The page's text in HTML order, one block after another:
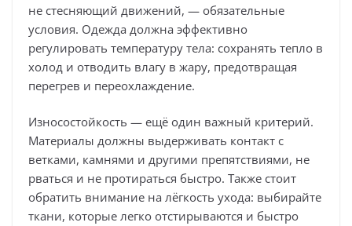
не стесняющий движений, — обязательные
условия. Одежда должна эффективно
регулировать температуру тела: сохранять тепло в
холод и отводить влагу в жару, предотвращая
перегрев и переохлаждение.
Износостойкость — ещё один важный критерий.
Материалы должны выдерживать контакт с
ветками, камнями и другими препятствиями, не
рваться и не протираться быстро. Также стоит
обратить внимание на лёгкость ухода: выбирайте
ткани, которые легко отстирываются и быстро